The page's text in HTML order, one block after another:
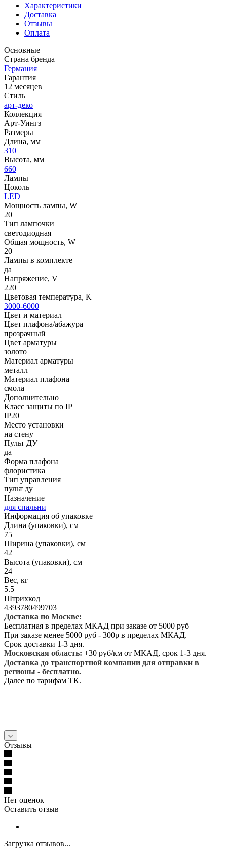
Характеристики
Доставка
Отзывы
Оплата
Основные
Страна бренда
Германия
Гарантия
12 месяцев
Стиль
арт-деко
Коллекция
Арт-Уингз
Размеры
Длина, мм
310
Высота, мм
660
Лампы
Цоколь
LED
Мощность лампы, W
20
Тип лампочки
светодиодная
Общая мощность, W
20
Лампы в комплекте
да
Напряжение, V
220
Цветовая температура, K
3000-6000
Цвет и материал
Цвет плафона/абажура
прозрачный
Цвет арматуры
золото
Материал арматуры
металл
Материал плафона
смола
Дополнительно
Класс защиты по IP
IP20
Место установки
на стену
Пульт ДУ
да
Форма плафона
флористика
Тип управления
пульт ду
Назначение
для спальни
Информация об упаковке
Длина (упаковки), см
75
Ширина (упаковки), см
42
Высота (упаковки), см
24
Вес, кг
5.5
Штрихкод
4393780499703
Доставка по Москве:
Бесплатная в пределах МКАД при заказе от 5000 руб
При заказе менее 5000 руб - 300р в пределах МКАД.
Срок доставки 1-3 дня.
Московская область: +30 руб/км от МКАД, срок 1-3 дня.
Доставка до транспортной компании для отправки в
регионы - бесплатно.
Далее по тарифам ТК.
Отзывы
Нет оценок
Оставить отзыв
Загрузка отзывов...